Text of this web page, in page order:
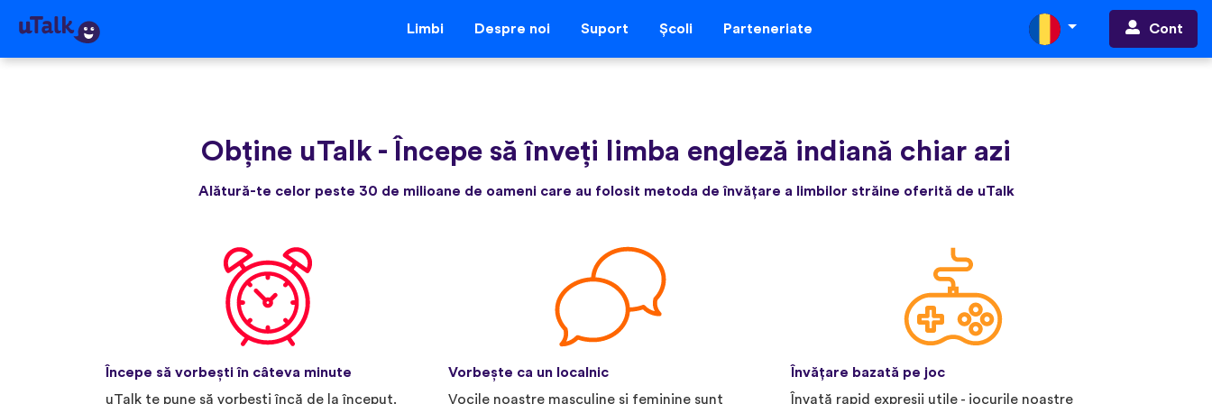
Limbi Despre noi Suport Școli Parteneriate Cont
Obține uTalk - Începe să înveți limba engleză indiană chiar azi
Alătură-te celor peste 30 de milioane de oameni care au folosit metoda de învățare a limbilor străine oferită de uTalk
Începe să vorbești în câteva minute
uTalk te pune să vorbești încă de la început.
Vorbește ca un localnic
Vocile noastre masculine și feminine sunt
Învățare bazată pe joc
Învață rapid expresii utile - jocurile noastre